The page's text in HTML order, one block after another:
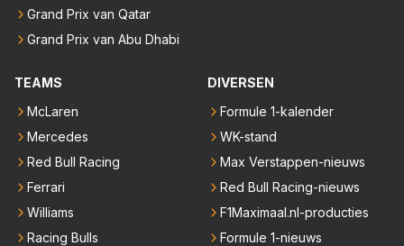
Grand Prix van Qatar
Grand Prix van Abu Dhabi
TEAMS
McLaren
Mercedes
Red Bull Racing
Ferrari
Williams
Racing Bulls
DIVERSEN
Formule 1-kalender
WK-stand
Max Verstappen-nieuws
Red Bull Racing-nieuws
F1Maximaal.nl-producties
Formule 1-nieuws